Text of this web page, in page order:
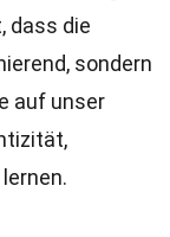
dass die
sondern
auf unser